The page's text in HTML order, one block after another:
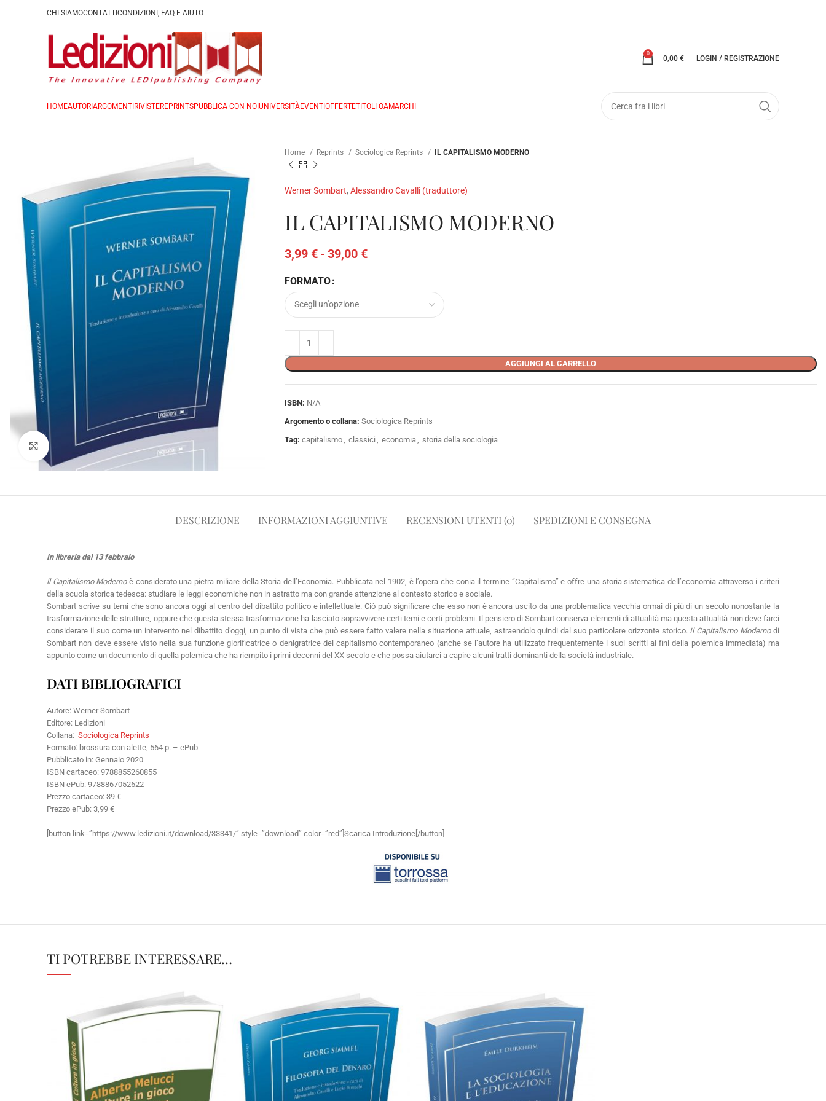
CHI SIAMOCONTATTI CONDIZIONI, FAQ E AIUTO
0
0,00 € LOGIN / REGISTRAZIONE
HOMEAUTORI ARGOMENTI RIVISTEREPRINTSPUBBLICA CON NOI UNIVERSITÀEVENTI OFFERTETITOLI OAMARCHI
Clicca per ampliare
Home Reprints Sociologica Reprints IL CAPITALISMO MODERNO
Werner Sombart, Alessandro Cavalli (traduttore)
IL CAPITALISMO MODERNO
3,99 € - 39,00 €
FORMATO
AGGIUNGI AL CARRELLO
ISBN: N/A
Argomento o collana: Sociologica Reprints
Tag: capitalismo classici economia storia della sociologia
DESCRIZIONE INFORMAZIONI AGGIUNTIVE RECENSIONI UTENTI (0) SPEDIZIONI E CONSEGNA
In libreria dal 13 febbraio
ll Capitalismo Modernoè considerato una pietra miliare della Storia dell’Economia. Pubblicata nel 1902, è l’opera che conia il termine “Capitalismo” e offre una storia sistematica dell’economia attraverso i criteri
della scuola storica tedesca: studiare le leggi economiche non in astratto ma con grande attenzione al contesto storico e sociale.
Sombart scrive su temi che sono ancora oggi al centro del dibattito politico e intellettuale. Ciò può significare che esso non è ancora uscito da una problematica vecchia ormai di più di un secolo nonostante la
trasformazione delle strutture, oppure che questa stessa trasformazione ha lasciato sopravvivere certi temi e certi problemi. Il pensiero di Sombart conserva elementi di attualità ma questa attualità non deve farci
considerare il suo come un intervento nel dibattito d’oggi, un punto di vista che può essere fatto valere nella situazione attuale, astraendolo quindi dal suo particolare orizzonte storico. Il Capitalismo Modernodi
Sombart non deve essere visto nella sua funzione glorificatrice o denigratrice del capitalismo contemporaneo (anche se l’autore ha utilizzato frequentemente i suoi scritti ai fini della polemica immediata) ma
appunto come un documento di quella polemica che ha riempito i primi decenni del XX secolo e che possa aiutarci a capire alcuni tratti dominanti della società industriale.
DATI BIBLIOGRAFICI
Autore: Werner Sombart
Editore: Ledizioni
Collana: Sociologica Reprints
Formato: brossura con alette, 564 p. – ePub
Pubblicato in: Gennaio 2020
ISBN cartaceo: 9788855260855
ISBN ePub: 9788867052622
Prezzo cartaceo: 39 €
Prezzo ePub: 3,99 €
[button link=”https://www.ledizioni.it/download/33341/” style=”download” color=”red”]Scarica Introduzione[/button]
TI POTREBBE INTERESSARE…